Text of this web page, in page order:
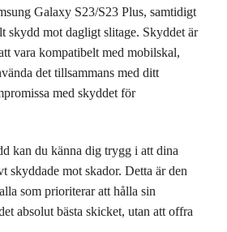
Galaxy S23/S23 Plus, samtidigt
skydd mot dagligt slitage. Skyddet är
vara kompatibelt med mobilskal,
det tillsammans med ditt
med skyddet för
kan du känna dig trygg i att dina
skyddade mot skador. Detta är den
som prioriterar att hålla sin
absolut bästa skicket, utan att offra